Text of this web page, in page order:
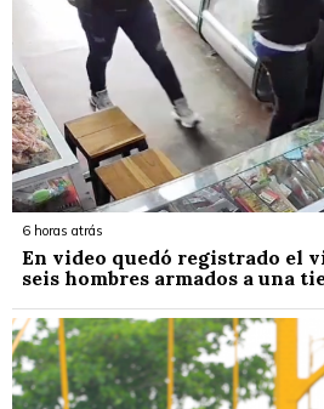
6 horas atrás
En video quedó registrado el
seis hombres armados a una